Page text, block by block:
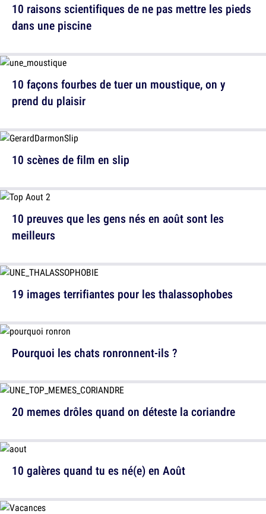
10 façons fourbes de tuer un moustique, on y
prend du plaisir
10 preuves que les gens nés en août sont les
meilleurs
Pourquoi les chats ronronnent-ils ?
10 galères quand tu es né(e) en Août
10 raisons scientifiques de ne pas mettre les pieds
dans une piscine
10 scènes de film en slip
19 images terrifiantes pour les thalassophobes
20 memes drôles quand on déteste la coriandre